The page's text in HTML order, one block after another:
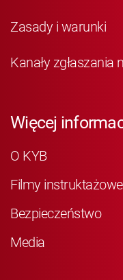
Zasady i warunki
Kanały zgłaszania
Więcej
O KYB
Filmy instruktażowe
Bezpieczeństwo
Media